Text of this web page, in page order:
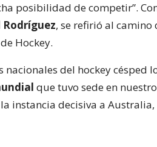
posibilidad de competir”.
, se refirió al
Hockey.
nacionales del hockey césped
que tuvo sede en
instancia decisiva a